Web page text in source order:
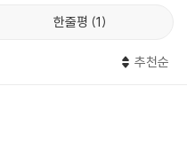
에는 ‘버다치’라고 부르는 사람
닌 다른 성을 받아들인 사람을
거야. ‘젠더’는 문화적인 의미고.
는 일은 없어, 오히려 경의를 표
은 치유자이고, 위대한 직조공
다시 손을 대기 시작하여 결국
향으로 실어증에 걸린다. 많은
국의 문화 사이에 끼어 정체성
증상이다. 레프티는 적극적인 동
동화 정책의 압력은 주체의 분
한줄평 1
추천순